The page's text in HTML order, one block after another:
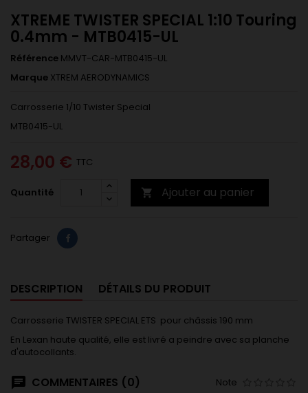
XTREME TWISTER SPECIAL 1:10 Touring
0.4mm - MTB0415-UL
Référence MMVT-CAR-MTB0415-UL
Marque XTREM AERODYNAMICS
Carrosserie 1/10 Twister Special
MTB0415-UL
28,00 € TTC
Quantité  Ajouter au panier
Partager
DESCRIPTION DÉTAILS DU PRODUIT
Carrosserie TWISTER SPECIAL ETS pour châssis 190 mm
En Lexan haute qualité, elle est livré a peindre avec sa planche
d'autocollants.
COMMENTAIRES (0) Note